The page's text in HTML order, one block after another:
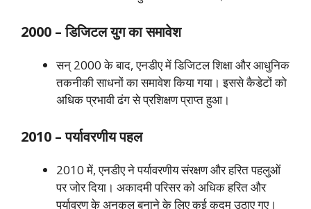
2000 – डिजिटल युग का समावेश
सन् 2000 के बाद, एनडीए में डिजिटल शिक्षा और आधुनिक
तकनीकी साधनों का समावेश किया गया। इससे कैडेटों को
अधिक प्रभावी ढंग से प्रशिक्षण प्राप्त हुआ।
2010 – पर्यावरणीय पहल
2010 में, एनडीए ने पर्यावरणीय संरक्षण और हरित पहलुओं
पर जोर दिया। अकादमी परिसर को अधिक हरित और
पर्यावरण के अनुकूल बनाने के लिए कई कदम उठाए गए।